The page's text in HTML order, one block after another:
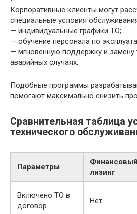
Корпоративные клиенты могут
специальные условия
— индивидуальные графики ТО;
— обучение персонала по
— мгновенную поддержку и замену
аварийных случаях.
Подобные программы
помогают максимально снизить
Сравнительная таблица
технического
Параметры
Финансовый
лизинг
Включено ТО в
договор
Нет